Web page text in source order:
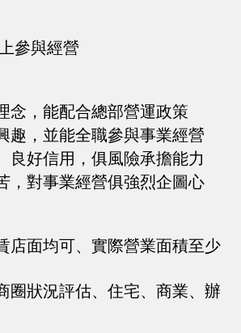
參與經營
念，能配合總部營運政策
趣，並能全職參與事業經營
良好信用，俱風險承擔能力
，對事業經營俱強烈企圖心
店面均可、實際營業面積至少
圈狀況評估、住宅、商業、辦